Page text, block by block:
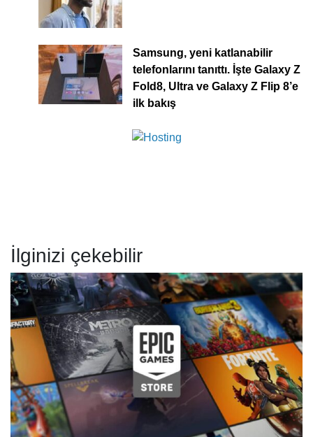
Samsung, yeni katlanabilir
telefonlarını tanıttı. İşte Galaxy Z
Fold8, Ultra ve Galaxy Z Flip 8’e
ilk bakış
İlginizi çekebilir